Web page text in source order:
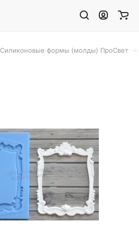
Силиконовые формы (молды) ПроСвет